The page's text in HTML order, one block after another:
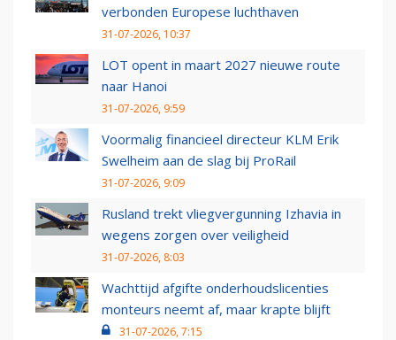
verbonden Europese luchthaven
31-07-2026, 10:37
LOT opent in maart 2027 nieuwe route
naar Hanoi
31-07-2026, 9:59
Voormalig financieel directeur KLM Erik
Swelheim aan de slag bij ProRail
31-07-2026, 9:09
Rusland trekt vliegvergunning Izhavia in
wegens zorgen over veiligheid
31-07-2026, 8:03
Wachttijd afgifte onderhoudslicenties
monteurs neemt af, maar krapte blijft
31-07-2026, 7:15